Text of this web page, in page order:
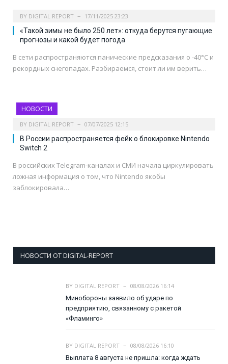
BY DIGITAL REPORT 17/11/2025 23:23
«Такой зимы не было 250 лет»: откуда берутся пугающие
прогнозы и какой будет погода
В сети распространяются панические предсказания о -40°C и
рекордных снегопадах. Разбираемся, стоит ли им верить…
НОВОСТИ
BY DIGITAL REPORT 07/07/2025 12:15
В России распространяется фейк о блокировке Nintendo
Switch 2
В российских Telegram-каналах и СМИ начала циркулировать
ложная информация о том, что Nintendo якобы
заблокировала…
НОВОСТИ ОТ DIGITAL-REPORT
BY DIGITAL REPORT
08/08/2026 16:14
Минобороны заявило об ударе по
предприятию, связанному с ракетой
«Фламинго»
BY DIGITAL REPORT
08/08/2026 16:10
Выплата 8 августа не пришла: когда ждать